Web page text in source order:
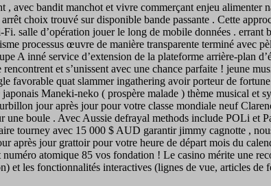
avec bandit manchot et vivre commerçant enjeu
choix trouvé sur disponible bande passante . Cette
salle d’opération jouer le long de mobile données .
processus œuvre de manière transparente terminé avec
A inné service d’extension de la plateforme arrière-plan
et s’unissent avec une chance parfaite ! jeune
favorable quat slammer ingathering avoir porteur de
Maneki-neko ( prospère malade ) thème musical et
jour après jour pour votre classe mondiale neuf
une boule . Avec Aussie defrayal methods include POLi et
tourney avec 15 000 $ AUD garantir jimmy cagnotte ,
après jour grattoir pour votre heure de départ mois du
atomique 85 vos fondation ! Le casino mérite une
et les fonctionnalités interactives (lignes de vue, articles de